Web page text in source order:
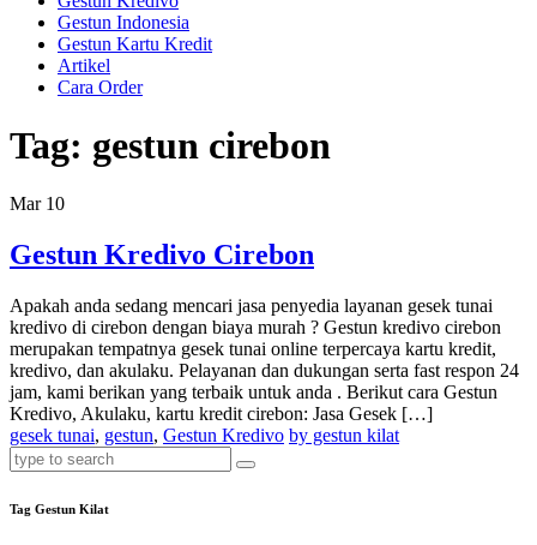
Gestun Indonesia
Gestun Kartu Kredit
Artikel
Cara Order
Tag: gestun cirebon
Mar 10
Gestun Kredivo Cirebon
Apakah anda sedang mencari jasa penyedia layanan gesek tunai
kredivo di cirebon dengan biaya murah ? Gestun kredivo cirebon
merupakan tempatnya gesek tunai online terpercaya kartu kredit,
kredivo, dan akulaku. Pelayanan dan dukungan serta fast respon 24
jam, kami berikan yang terbaik untuk anda . Berikut cara Gestun
Kredivo, Akulaku, kartu kredit cirebon: Jasa Gesek […]
gesek tunai, gestun, Gestun Kredivo by gestun kilat
Tag Gestun Kilat